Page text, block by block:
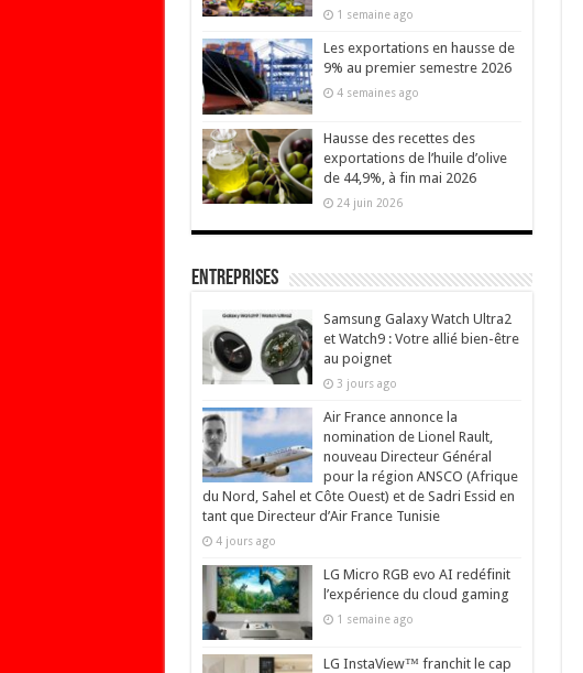
1 semaine ago
Les exportations en hausse de
9% au premier semestre 2026
4 semaines ago
Hausse des recettes des
exportations de l’huile d’olive
de 44,9%, à fin mai 2026
24 juin 2026
Entreprises
Samsung Galaxy Watch Ultra2
et Watch9 : Votre allié bien-être
au poignet
3 jours ago
Air France annonce la
nomination de Lionel Rault,
nouveau Directeur Général
pour la région ANSCO (Afrique
du Nord, Sahel et Côte Ouest) et de Sadri Essid en
tant que Directeur d’Air France Tunisie
4 jours ago
LG Micro RGB evo AI redéfinit
l’expérience du cloud gaming
1 semaine ago
LG InstaView™ franchit le cap